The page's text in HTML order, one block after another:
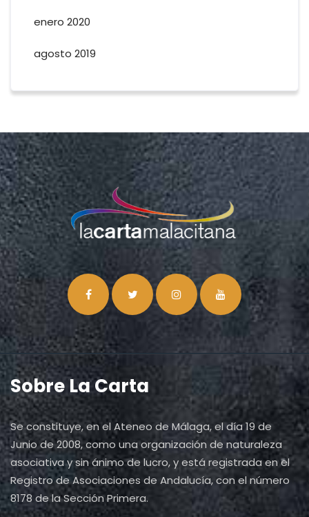
enero 2020
agosto 2019
Sobre La Carta
Se constituye, en el Ateneo de Málaga, el día 19 de
Junio de 2008, como una organización de naturaleza
asociativa y sin ánimo de lucro, y está registrada en el
Registro de Asociaciones de Andalucía, con el número
8178 de la Sección Primera.